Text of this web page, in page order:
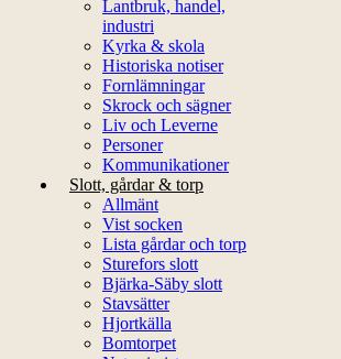
Lantbruk, handel,
industri
Kyrka & skola
Historiska notiser
Fornlämningar
Skrock och sägner
Liv och Leverne
Personer
Kommunikationer
Slott, gårdar & torp
Allmänt
Vist socken
Lista gårdar och torp
Sturefors slott
Bjärka-Säby slott
Stavsätter
Hjortkälla
Bomtorpet